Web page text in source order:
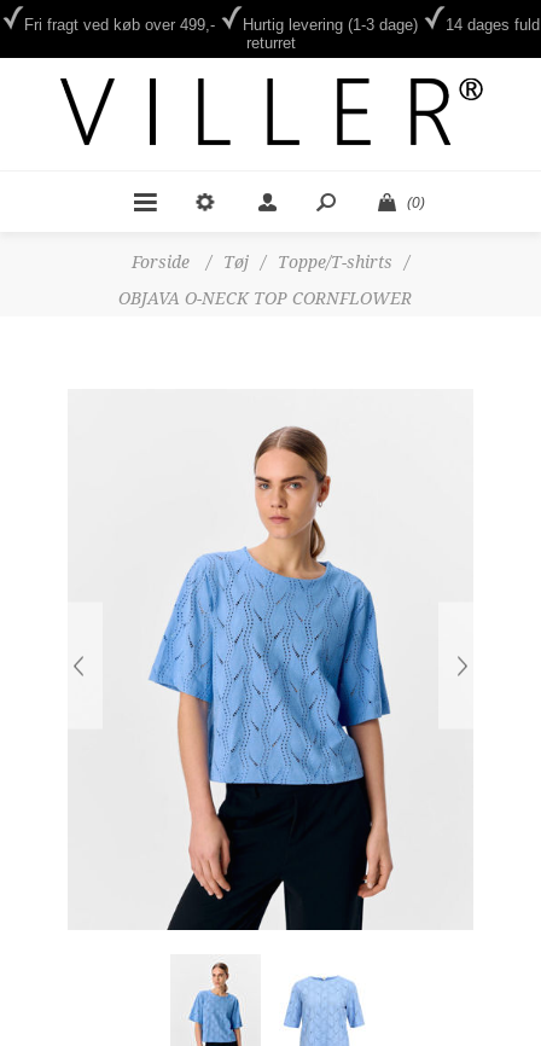
Fri fragt ved køb over 499,- Hurtig levering (1-3 dage)
14 dages fuld
returret
(0)
Forside / Tøj / Toppe/T-shirts
/
OBJAVA O-NECK TOP CORNFLOWER